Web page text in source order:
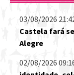
03/08/2026
Castela fará
Alegre
02/08/2026